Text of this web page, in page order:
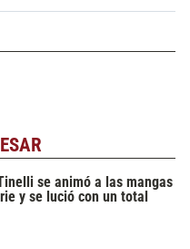
se animó a las mangas
y se lució con un total